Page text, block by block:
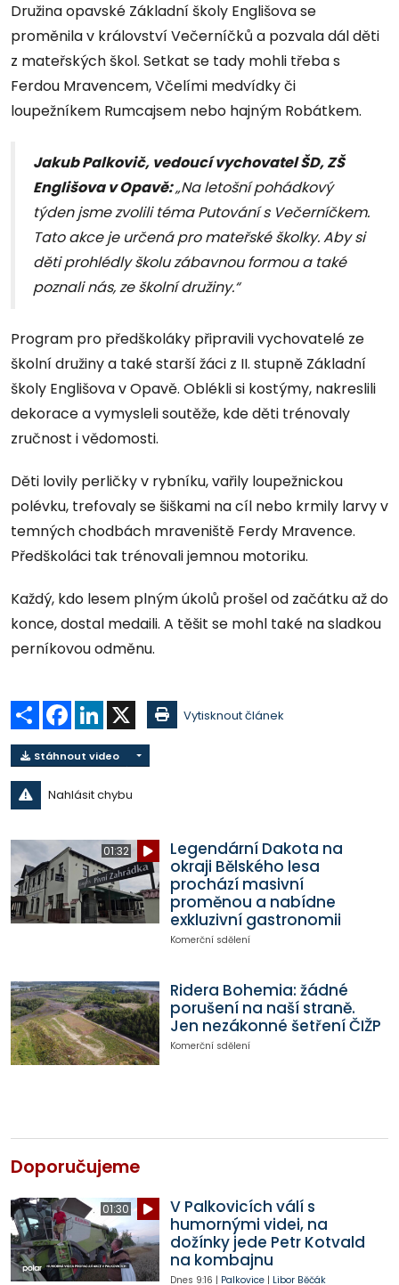
Družina opavské Základní školy Englišova se
proměnila v království Večerníčků a pozvala dál děti
z mateřských škol. Setkat se tady mohli třeba s
Ferdou Mravencem, Včelími medvídky či
loupežníkem Rumcajsem nebo hajným Robátkem.
Jakub Palkovič, vedoucí vychovatel ŠD, ZŠ
Englišova v Opavě:„Na letošní pohádkový
týden jsme zvolili téma Putování s Večerníčkem.
Tato akce je určená pro mateřské školky. Aby si
děti prohlédly školu zábavnou formou a také
poznali nás, ze školní družiny.“
Program pro předškoláky připravili vychovatelé ze
školní družiny a také starší žáci z II. stupně Základní
školy Englišova v Opavě. Oblékli si kostýmy, nakreslili
dekorace a vymysleli soutěže, kde děti trénovaly
zručnost i vědomosti.
Děti lovily perličky v rybníku, vařily loupežnickou
polévku, trefovaly se šiškami na cíl nebo krmily larvy v
temných chodbách mraveniště Ferdy Mravence.
Předškoláci tak trénovali jemnou motoriku.
Každý, kdo lesem plným úkolů prošel od začátku až do
konce, dostal medaili. A těšit se mohl také na sladkou
perníkovou odměnu.
Sdílet Facebook
LinkedIn Vytisknout článek
Stáhnout video
Nahlásit chybu
01:32
Legendární Dakota na
okraji Bělského lesa
prochází masivní
proměnou a nabídne
exkluzivní gastronomii
Komerční sdělení
Ridera Bohemia: žádné
porušení na naší straně.
Jen nezákonné šetření ČIŽP
Komerční sdělení
Doporučujeme
01:30
V Palkovicích válí s
humornými videi, na
dožínky jede Petr Kotvald
na kombajnu
Dnes 9:16 | Palkovice| Libor Běčák